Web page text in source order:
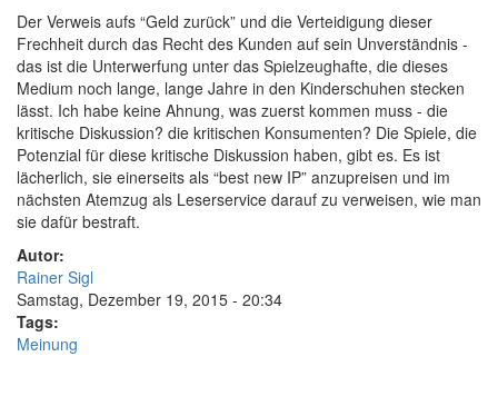
Der Verweis aufs “Geld zurück” und die Verteidigung dieser
Frechheit durch das Recht des Kunden auf sein Unverständnis -
das ist die Unterwerfung unter das Spielzeughafte, die dieses
Medium noch lange, lange Jahre in den Kinderschuhen stecken
lässt. Ich habe keine Ahnung, was zuerst kommen muss - die
kritische Diskussion? die kritischen Konsumenten? Die Spiele, die
Potenzial für diese kritische Diskussion haben, gibt es. Es ist
lächerlich, sie einerseits als “best new IP” anzupreisen und im
nächsten Atemzug als Leserservice darauf zu verweisen, wie man
sie dafür bestraft.
Autor:
Rainer Sigl
Samstag, Dezember 19, 2015 - 20:34
Tags:
Meinung